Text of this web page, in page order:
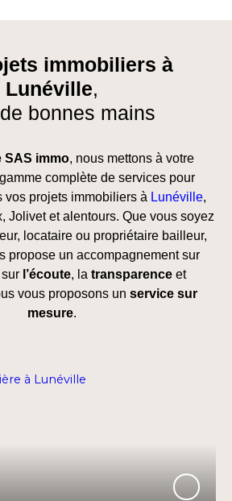
immobiliers à
Lunéville,
bonnes mains
SAS immo, nous mettons à votre
complète de services pour
vos projets immobiliers à Lunéville,
Jolivet et alentours. Que vous soyez
locataire ou propriétaire bailleur,
propose un accompagnement sur
l’écoute, la transparence et
vous proposons un service sur
mesure.